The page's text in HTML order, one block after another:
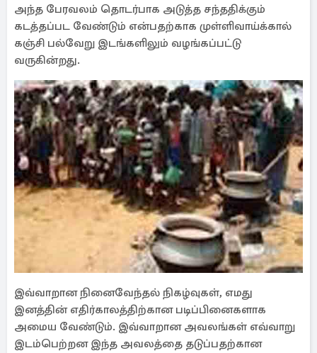
அந்த பேரவலம் தொடர்பாக அடுத்த சந்ததிக்கும்
கடத்தப்பட வேண்டும் என்பதற்காக முள்ளிவாய்க்கால்
கஞ்சி பல்வேறு இடங்களிலும் வழங்கப்பட்டு
வருகின்றது.
இவ்வாறான நினைவேந்தல் நிகழ்வுகள், எமது
இனத்தின் எதிர்காலத்திற்கான படிப்பினைகளாக
அமைய வேண்டும். இவ்வாறான அவலங்கள் எவ்வாறு
இடம்பெற்றன இந்த அவலத்தை தடுப்பதற்கான